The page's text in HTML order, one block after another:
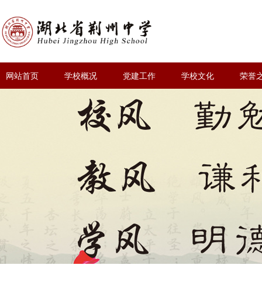
网站首页 学校概况 党建工作 学校文化 荣誉